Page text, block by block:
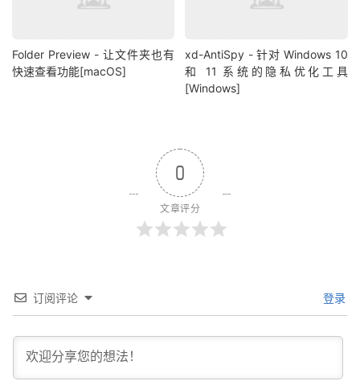
Folder Preview - 让文件夹也有
快速查看功能[macOS]
xd-AntiSpy - 针对 Windows 10
和 11 系统的隐私优化工具
[Windows]
0
文章评分
订阅评论 登录